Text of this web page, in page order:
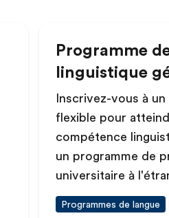
Programme
linguistique
Inscrivez-vous à
flexible pour
compétence
un programme de
universitaire à
Programmes de langue